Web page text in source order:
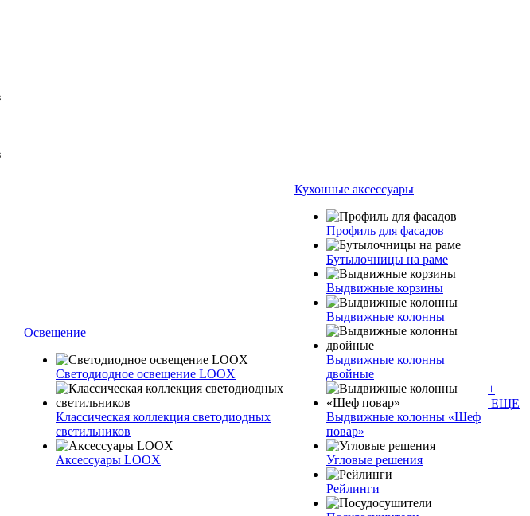
Освещение
Светодиодное освещение LOOX
Классическая коллекция светодиодных
светильников
Аксессуары LOOX
Кухонные аксессуары
Профиль для фасадов
Бутылочницы на раме
Выдвижные корзины
Выдвижные колонны
Выдвижные колонны
двойные
Bыдвижные колонны «Шеф
повар»
Угловые решения
Рейлинги
+
ЕЩЕ